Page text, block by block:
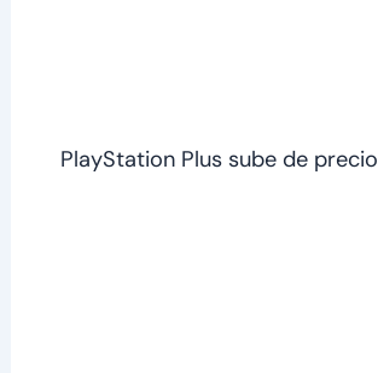
PlayStation Plus sube de precio